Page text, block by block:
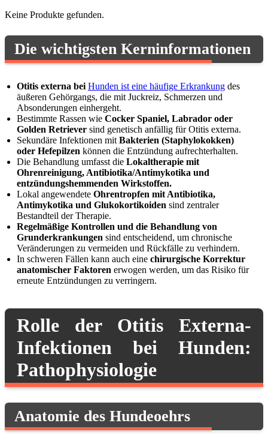
Keine Produkte gefunden.
Die wichtigsten Kerninformationen
Otitis externa beiHunden ist eine häufige Erkrankung des
äußeren Gehörgangs, die mit Juckreiz, Schmerzen und
Absonderungen einhergeht.
Bestimmte Rassen wie Cocker Spaniel, Labrador oder
Golden Retriever sind genetisch anfällig für Otitis externa.
Sekundäre Infektionen mitBakterien (Staphylokokken)
oder Hefepilzen können die Entzündung aufrechterhalten.
Die Behandlung umfasst die Lokaltherapie mit
Ohrenreinigung, Antibiotika/Antimykotika und
entzündungshemmenden Wirkstoffen.
Lokal angewendete Ohrentropfen mit Antibiotika,
Antimykotika und Glukokortikoiden sind zentraler
Bestandteil der Therapie.
Regelmäßige Kontrollen und die Behandlung von
Grunderkrankungen sind entscheidend, um chronische
Veränderungen zu vermeiden und Rückfälle zu verhindern.
In schweren Fällen kann auch eine chirurgische Korrektur
anatomischer Faktoren erwogen werden, um das Risiko für
erneute Entzündungen zu verringern.
Rolle der Otitis Externa-
Infektionen bei Hunden:
Pathophysiologie
Anatomie des Hundeoehrs